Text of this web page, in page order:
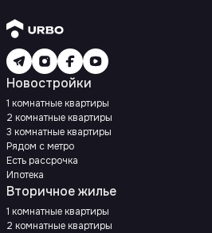
Новостройки
1 комнатные квартиры
2 комнатные квартиры
3 комнатные квартиры
Рядом с метро
Есть рассрочка
Ипотека
Вторичное жилье
1 комнатные квартиры
2 комнатные квартиры